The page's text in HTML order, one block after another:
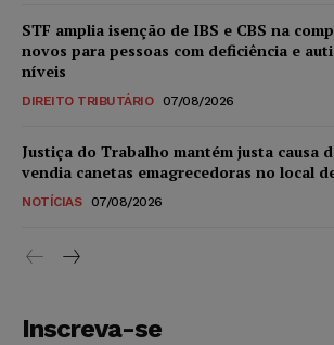
STF amplia isenção de IBS e CBS na
novos para pessoas com deficiência e
níveis
DIREITO TRIBUTÁRIO 07/08/2026
Justiça do Trabalho mantém justa causa
vendia canetas emagrecedoras no local
NOTÍCIAS 07/08/2026
Inscreva-se